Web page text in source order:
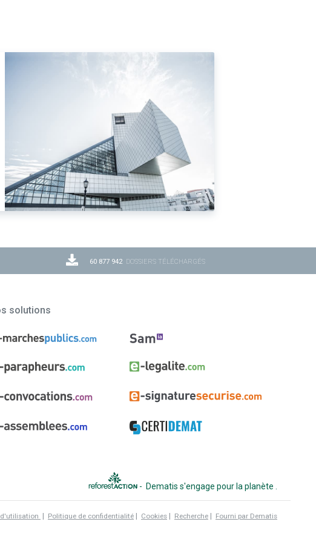
60 877 942DOSSIERS TÉLÉCHARGÉS
solutions
- Dematis s'engage pour la planète
| Politique de confidentialité | Cookies | Recherche | Fourni par Dematis